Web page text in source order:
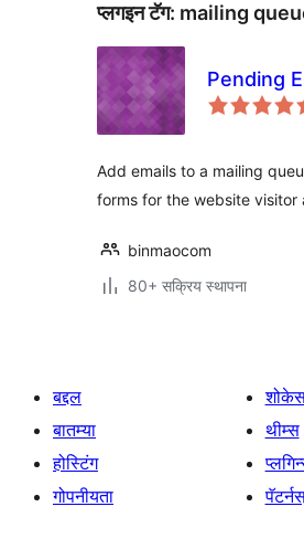
प्लगइन टॅग: mailing
Pending
Add emails to a mailing
forms for the website visitor
binmaocom
80+ सक्रिय स्थापना
बद्दल
बातम्या
होस्टिंग
गोपनीयता
थीम्स